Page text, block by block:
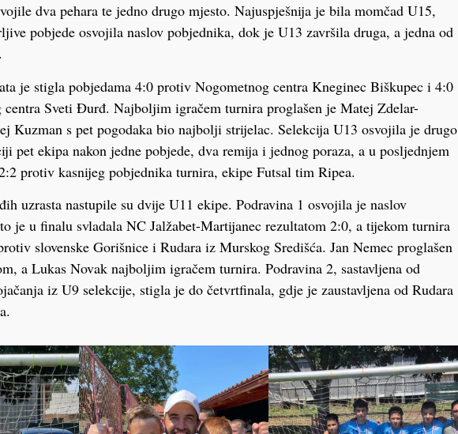
dva pehara te jedno drugo mjesto. Najuspješnija je bila momčad U15,
pobjede osvojila naslov pobjednika, dok je U13 završila druga, a jedna od
je stigla pobjedama 4:0 protiv Nogometnog centra Kneginec Biškupec i 4:0
Sveti Đurđ. Najboljim igračem turnira proglašen je Matej Zdelar-
Kuzman s pet pogodaka bio najbolji strijelac. Selekcija U13 osvojila je drugo
pet ekipa nakon jedne pobjede, dva remija i jednog poraza, a u posljednjem
protiv kasnijeg pobjednika turnira, ekipe Futsal tim Ripea.
uzrasta nastupile su dvije U11 ekipe. Podravina 1 osvojila je naslov
je u finalu svladala NC Jalžabet-Martijanec rezultatom 2:0, a tijekom turnira
slovenske Gorišnice i Rudara iz Murskog Središća. Jan Nemec proglašen
a Lukas Novak najboljim igračem turnira. Podravina 2, sastavljena od
iz U9 selekcije, stigla je do četvrtfinala, gdje je zaustavljena od Rudara